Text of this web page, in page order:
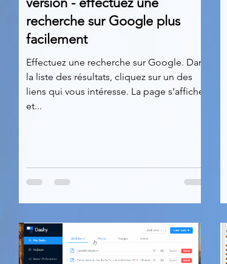
recherche sur Google plus
facilement
Effectuez une recherche sur Google. Dans
la liste des résultats, cliquez sur un des
liens qui vous intéresse. La page s'affiche
et...